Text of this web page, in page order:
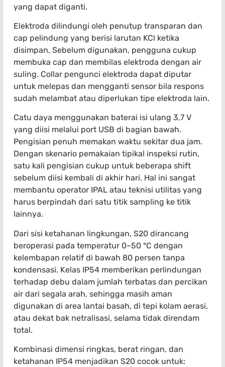
yang dapat diganti.
Elektroda dilindungi oleh penutup transparan dan
cap pelindung yang berisi larutan KCl ketika
disimpan. Sebelum digunakan, pengguna cukup
membuka cap dan membilas elektroda dengan air
suling. Collar pengunci elektroda dapat diputar
untuk melepas dan mengganti sensor bila respons
sudah melambat atau diperlukan tipe elektroda lain.
Catu daya menggunakan baterai isi ulang 3,7 V
yang diisi melalui port USB di bagian bawah.
Pengisian penuh memakan waktu sekitar dua jam.
Dengan skenario pemakaian tipikal inspeksi rutin,
satu kali pengisian cukup untuk beberapa shift
sebelum diisi kembali di akhir hari. Hal ini sangat
membantu operator IPAL atau teknisi utilitas yang
harus berpindah dari satu titik sampling ke titik
lainnya.
Dari sisi ketahanan lingkungan, S20 dirancang
beroperasi pada temperatur 0–50 °C dengan
kelembapan relatif di bawah 80 persen tanpa
kondensasi. Kelas IP54 memberikan perlindungan
terhadap debu dalam jumlah terbatas dan percikan
air dari segala arah, sehingga masih aman
digunakan di area lantai basah, di tepi kolam aerasi,
atau dekat bak netralisasi, selama tidak direndam
total.
Kombinasi dimensi ringkas, berat ringan, dan
ketahanan IP54 menjadikan S20 cocok untuk: